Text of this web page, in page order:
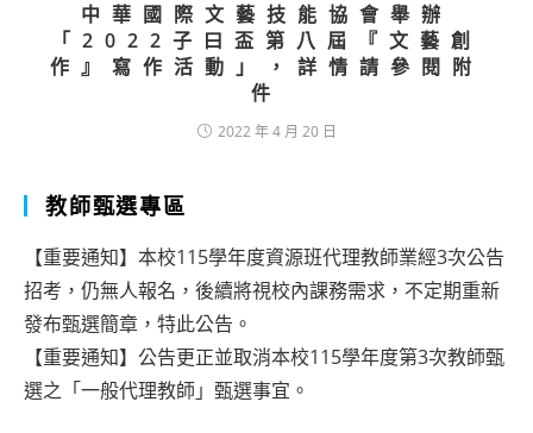
中華國際文藝技能協會舉辦
「2022子曰盃第八屆『文藝創
作』寫作活動」，詳情請參閱附
件
2022 年 4 月 20 日
教師甄選專區
【重要通知】本校115學年度資源班代理教師業經3次公告
招考，仍無人報名，後續將視校內課務需求，不定期重新
發布甄選簡章，特此公告。
【重要通知】公告更正並取消本校115學年度第3次教師甄
選之「一般代理教師」甄選事宜。